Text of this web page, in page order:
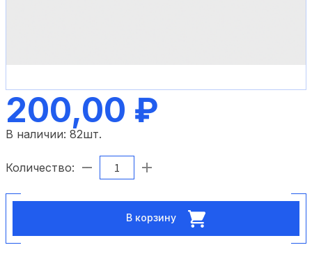
200,00 ₽
В наличии: 82шт.
Количество:
В корзину